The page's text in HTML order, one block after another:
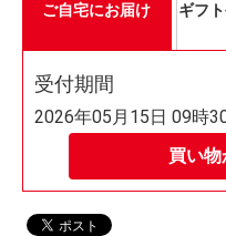
ご自宅にお届け
ギフ
買い
受付期間
2026年05月15日 09時